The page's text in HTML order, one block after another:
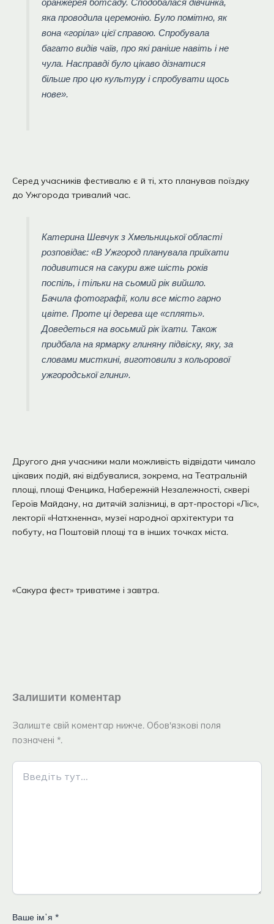
оранжерея ботсаду. Сподобалася дівчинка,
яка проводила церемонію. Було помітно, як
вона «горіла» цієї справою. Спробувала
багато видів чаїв, про які раніше навіть і не
чула. Насправді було цікаво дізнатися
більше про цю культуру і спробувати щось
нове».
Серед учасників фестивалю є й ті, хто планував поїздку
до Ужгорода тривалий час.
Катерина Шевчук з Хмельницької області
розповідає: «В Ужгород планувала приїхати
подивитися на сакури вже шість років
поспіль, і тільки на сьомий рік вийшло.
Бачила фотографії, коли все місто гарно
цвіте. Проте ці дерева ще «сплять».
Доведеться на восьмий рік їхати. Також
придбала на ярмарку глиняну підвіску, яку, за
словами мисткині, виготовили з кольорової
ужгородської глини».
Другого дня учасники мали можливість відвідати чимало
цікавих подій, які відбувалися, зокрема, на Театральній
площі, площі Фенцика, Набережній Незалежності, сквері
Героїв Майдану, на дитячій залізниці, в арт-просторі «Ліс»,
лекторії «Натхненна», музеї народної архітектури та
побуту, на Поштовій площі та в інших точках міста.
«Сакура фест» триватиме і завтра.
Залишити коментар
Залиште свій коментар нижче. Обов'язкові поля
позначені *.
Введіть
тут...
Ваше імʼя *